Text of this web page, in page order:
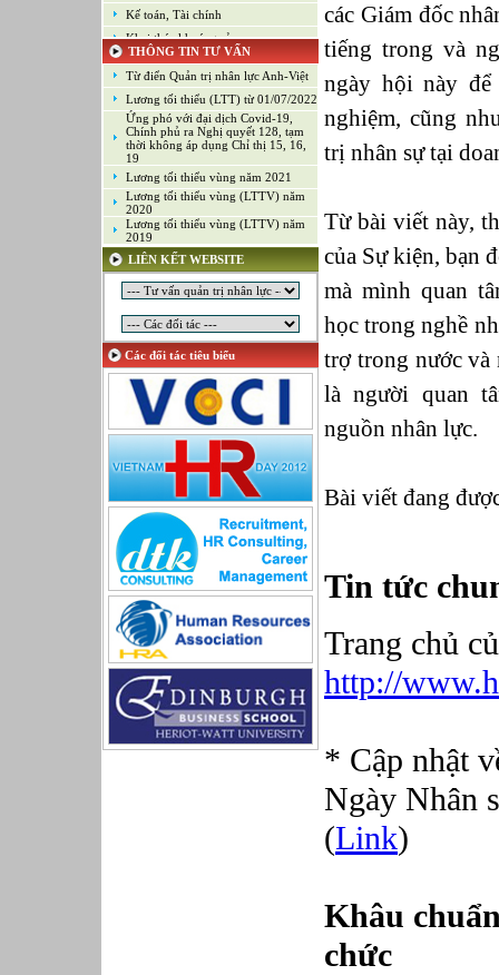
Kế toán, Tài chính
Khai thác khoáng sản
Kiểm soát chất lượng (Game)
Kinh doanh
Kỹ thuật ứng dụng
Lập trình
Lập trình Game
Luật
Môi giới chứng khoán
Mỹ thuật công nghiệp
Nghiên cứu và Phát triển
Ngoại ngữ
Nhân sự
Nhân sự - Hành chính
Nhiều lĩnh vực
Phát triển kinh doanh
Quan hệ công chúng
Quản lý chất lượng
Quản lý dự án
Quản lý, Điều hành
Quản lý, Kinh doanh bất động sản
Quản trị hệ thống
Sản xuất game online
Sở hữu công nghiệp
Tài chính
Thiết kế
Tiếp thị
Tổ chức Sản xuất
Truyền thông
Truyền thông, PR
Tư vấn
Vật tư - Hậu cần
THÔNG TIN TƯ VẤN
Từ điển Quản trị nhân lực Anh-Việt
Lương tối thiểu (LTT) từ 01/07/2022
Ứng phó với đại dịch Covid-19,
Chính phủ ra Nghị quyết 128, tạm
thời không áp dụng Chỉ thị 15, 16,
19
Lương tối thiểu vùng năm 2021
Lương tối thiểu vùng (LTTV) năm
2020
Lương tối thiểu vùng (LTTV) năm
2019
LIÊN KẾT WEBSITE
Các đối tác tiêu biểu
các Giám đốc
tiếng trong và
ngày hội này
nghiệm, cũng
trị nhân sự tại
Từ bài viết này,
của Sự kiện, bạn
mà mình quan
học trong nghề
trợ trong nước và
là người quan
nguồn nhân lực.
Bài viết đang
Tin tức
Trang chủ
http://
* Cập nhật
Ngày Nhân
(Link)
Khâu
chức